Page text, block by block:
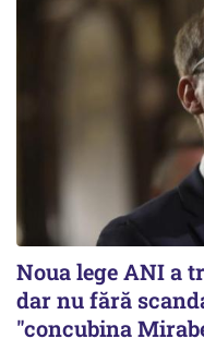
Noua lege ANI a
dar nu fără
"concubina